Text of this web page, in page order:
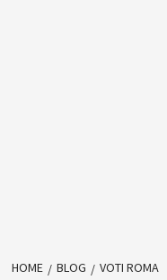
HOME BLOG VOTI ROMA